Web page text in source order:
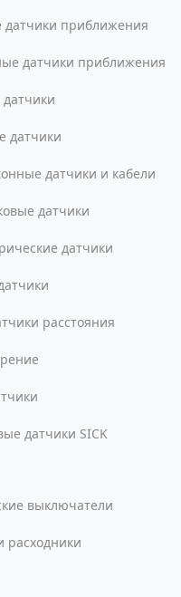
датчики приближения
датчики приближения
датчики
датчики и кабели
датчики
датчики
расстояния
датчики SICK
выключатели
расходники